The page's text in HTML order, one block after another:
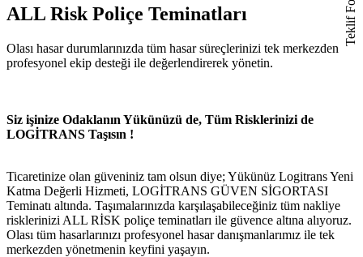
ALL Risk Poliçe Teminatları
Olası hasar durumlarınızda tüm hasar süreçlerinizi tek merkezden
profesyonel ekip desteği ile değerlendirerek yönetin.
Siz işinize Odaklanın Yükünüzü de, Tüm Risklerinizi de
LOGİTRANS Taşısın !
Ticaretinize olan güveniniz tam olsun diye; Yükünüz Logitrans Yeni
Katma Değerli Hizmeti, LOGİTRANS GÜVEN SİGORTASI
Teminatı altında. Taşımalarınızda karşılaşabileceğiniz tüm nakliye
risklerinizi ALL RİSK poliçe teminatları ile güvence altına alıyoruz.
Olası tüm hasarlarınızı profesyonel hasar danışmanlarımız ile tek
merkezden yönetmenin keyfini yaşayın.